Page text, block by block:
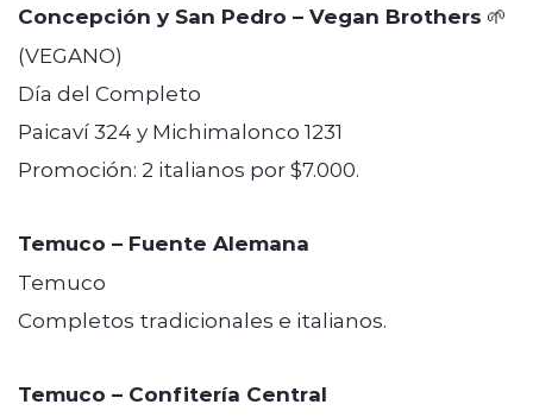
Concepción y San Pedro – Vegan Brothers 🌱
(VEGANO)
Día del Completo
Paicaví 324 y Michimalonco 1231
Promoción: 2 italianos por $7.000.
Temuco – Fuente Alemana
Temuco
Completos tradicionales e italianos.
Temuco – Confitería Central